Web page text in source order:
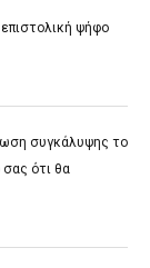
ψήφο
συγκάλυψης το
ότι θα